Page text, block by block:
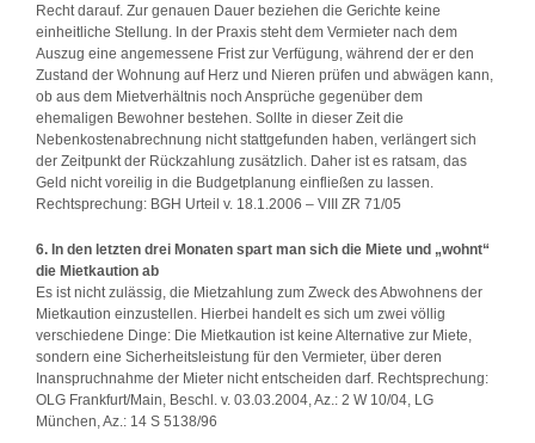
Recht darauf. Zur genauen Dauer beziehen die Gerichte keine
einheitliche Stellung. In der Praxis steht dem Vermieter nach dem
Auszug eine angemessene Frist zur Verfügung, während der er den
Zustand der Wohnung auf Herz und Nieren prüfen und abwägen kann,
ob aus dem Mietverhältnis noch Ansprüche gegenüber dem
ehemaligen Bewohner bestehen. Sollte in dieser Zeit die
Nebenkostenabrechnung nicht stattgefunden haben, verlängert sich
der Zeitpunkt der Rückzahlung zusätzlich. Daher ist es ratsam, das
Geld nicht voreilig in die Budgetplanung einfließen zu lassen.
Rechtsprechung: BGH Urteil v. 18.1.2006 – VIII ZR 71/05
6. In den letzten drei Monaten spart man sich die Miete und „wohnt“
die Mietkaution ab
Es ist nicht zulässig, die Mietzahlung zum Zweck des Abwohnens der
Mietkaution einzustellen. Hierbei handelt es sich um zwei völlig
verschiedene Dinge: Die Mietkaution ist keine Alternative zur Miete,
sondern eine Sicherheitsleistung für den Vermieter, über deren
Inanspruchnahme der Mieter nicht entscheiden darf. Rechtsprechung:
OLG Frankfurt/Main, Beschl. v. 03.03.2004, Az.: 2 W 10/04, LG
München, Az.: 14 S 5138/96